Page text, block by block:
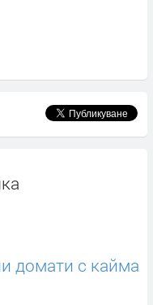
домати с кайма